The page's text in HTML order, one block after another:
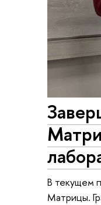
В текущем
Матрицы.